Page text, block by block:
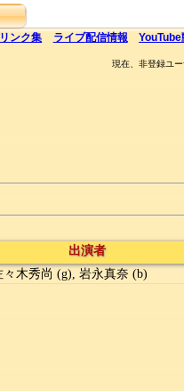
リンク集 ライブ配信情報 YouTube
現在、非登録ユ
出演者
木秀尚 (g), 岩永真奈 (b)